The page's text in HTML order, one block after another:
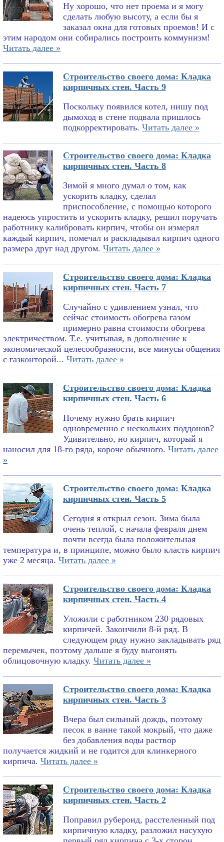
Ну хорошо, что нет проема и я могу
сделать любую высоту, а если бы я
заказал окна для готовых проемов! И с
этим народом они собирались построить коммунизм!
Читать далее »
Строительство своего дома: Кладка
кирпичных стен. Часть 9
Поскольку появился котел, нишу под
дымоход в стене подвала пришлось
подкорректировать. Читать далее »
Строительство своего дома: Кладка
кирпичных стен. Часть 8
Зимой я много думал о том, как
ускорить кладку, сделал
приспособление, с помощью которого
надеюсь упростить и ускорить кладку, решил поручать
работнику калибровать кирпич, чтобы он измерял
каждый кирпич, помечал и раскладывал кирпич одного
размера друг над другом. Читать далее »
Строительство своего дома: Кладка
кирпичных стен. Часть 7
Случайно с удивлением узнал, что
сейчас стоимость обогрева газом
примерно равна стоимости обогрева
электричеством. Т.е. учитывая, в дополнение к
экономической целесообразности, все минусы общения
с газконторой... Читать далее »
Строительство своего дома: Кладка
кирпичных стен. Часть 6
Почему нужно брать кирпич
одновременно с нескольких поддонов?
Удивительно, но кирпич, который я
наносил для 18-го ряда, короче обычного. Читать далее
»
Строительство своего дома: Кладка
кирпичных стен. Часть 5
Сегодня я открыл сезон. Зима была
очень теплой, с начала февраля днем
почти всегда была положительная
температура и, в принципе, можно было класть кирпич
уже 2 месяца. Читать далее »
Строительство своего дома: Кладка
кирпичных стен. Часть 4
Уложили с работником 230 рядовых
кирпичей. Закончили 8-й ряд. В
следующем ряду нужно закладывать ряд
перемычек, поэтому дальше я буду выгонять
облицовочную кладку. Читать далее »
Строительство своего дома: Кладка
кирпичных стен. Часть 3
Вчера был сильный дождь, поэтому
песок в ванне такой мокрый, что даже
без добавления воды раствор
получается жидкий и не годится для клинкерного
кирпича. Читать далее »
Строительство своего дома: Кладка
кирпичных стен. Часть 2
Поправил рубероид, расстеленный под
кирпичную кладку, разложил насухую